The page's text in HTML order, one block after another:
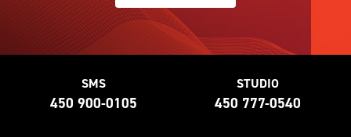
SMS
450 900-0105
STUDIO
450 777-0540